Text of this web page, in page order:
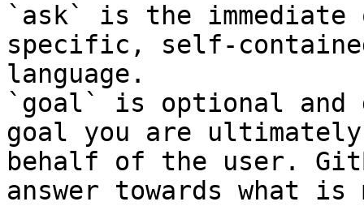
`ask` is the
specific, self-
language.
`goal` is optional and
goal you are
behalf of the user.
answer towards what